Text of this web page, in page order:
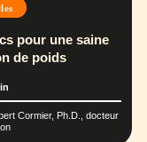
pour une saine
de poids
Cormier, Ph.D., docteur